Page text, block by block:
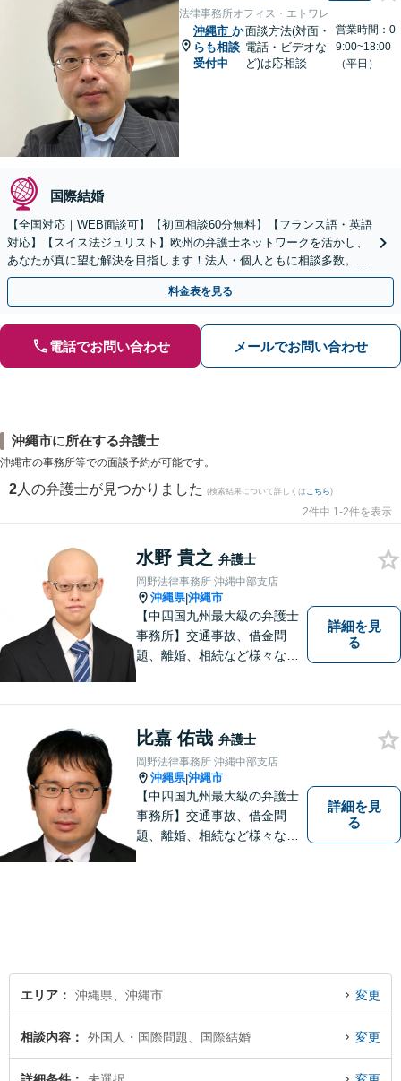
法律事務所オフィス・エトワレ
沖縄市 か
らも相談
受付中
面談方法(対面・
電話・ビデオな
ど)は応相談
営業時間：0
9:00~18:00
（平日）
国際結婚
【全国対応｜WEB面談可】【初回相談60分無料】【フランス語・英語
対応】【スイス法ジュリスト】欧州の弁護士ネットワークを活かし、
あなたが真に望む解決を目指します！法人・個人ともに相談多数。細
やかな連絡と粘り強い交渉を徹底【休日・夜間相談可】
料金表を見る
電話でお問い合わせ メールでお問い合わせ
沖縄市に所在する弁護士
沖縄市の事務所等での面談予約が可能です。
2 人の弁護士が見つかりました (検索結果について詳しくは こちら)
2件中 1-2件を表示
水野 貴之 弁護士
岡野法律事務所 沖縄中部支店
沖縄県|沖縄市
【中四国九州最大級の弁護士
事務所】交通事故、借金問
題、離婚、相続など様々な問
い！
詳細を見
る
比嘉 佑哉 弁護士
岡野法律事務所 沖縄中部支店
沖縄県|沖縄市
【中四国九州最大級の弁護士
事務所】交通事故、借金問
題、離婚、相続など様々な問
詳細を見
る
エリア 沖縄県、沖縄市 変更
相談内容 外国人・国際問題、国際結婚 変更